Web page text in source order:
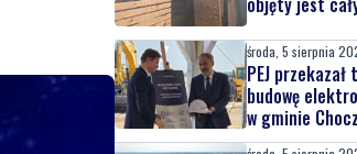
Wiadomości